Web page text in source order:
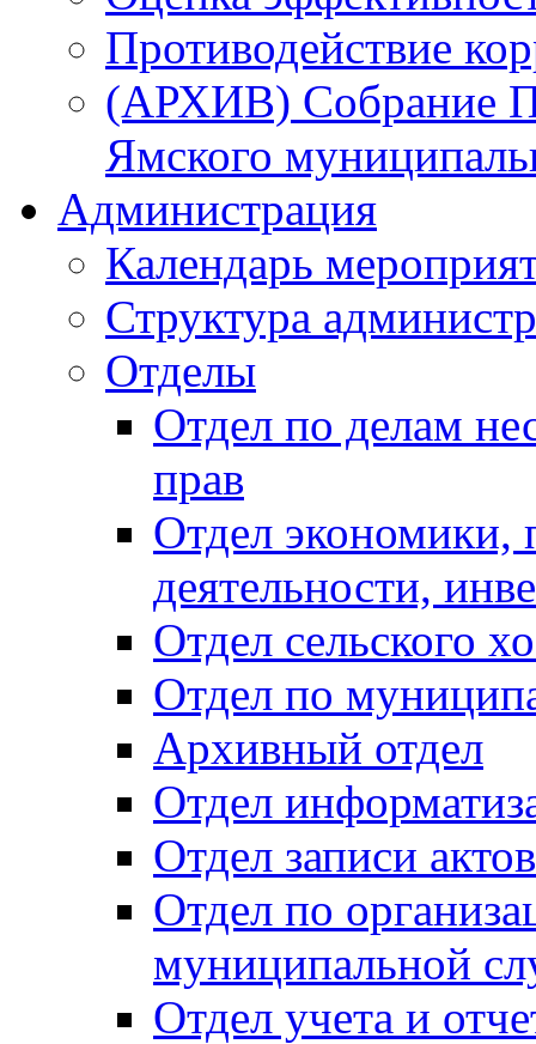
Противодействие
(АРХИВ) Собрание
Ямского
Администрация
Календарь
Структура
Отделы
Отдел по делам
прав
Отдел экономики,
деятельности,
Отдел сельского
Отдел по
Архивный отдел
Отдел
Отдел записи
Отдел по
муниципальной
Отдел учета и